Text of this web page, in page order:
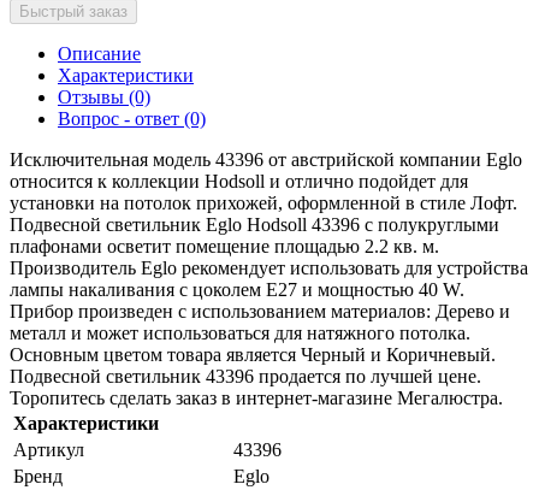
Быстрый заказ
Описание
Характеристики
Отзывы (0)
Вопрос - ответ (0)
Исключительная модель 43396 от австрийской компании Eglo
относится к коллекции Hodsoll и отлично подойдет для
установки на потолок прихожей, оформленной в стиле Лофт.
Подвесной светильник Eglo Hodsoll 43396 с полукруглыми
плафонами осветит помещение площадью 2.2 кв. м.
Производитель Eglo рекомендует использовать для устройства
лампы накаливания с цоколем E27 и мощностью 40 W.
Прибор произведен с использованием материалов: Дерево и
металл и может использоваться для натяжного потолка.
Основным цветом товара является Черный и Коричневый.
Подвесной светильник 43396 продается по лучшей цене.
Торопитесь сделать заказ в интернет-магазине Мегалюстра.
Характеристики
Артикул
43396
Бренд
Eglo